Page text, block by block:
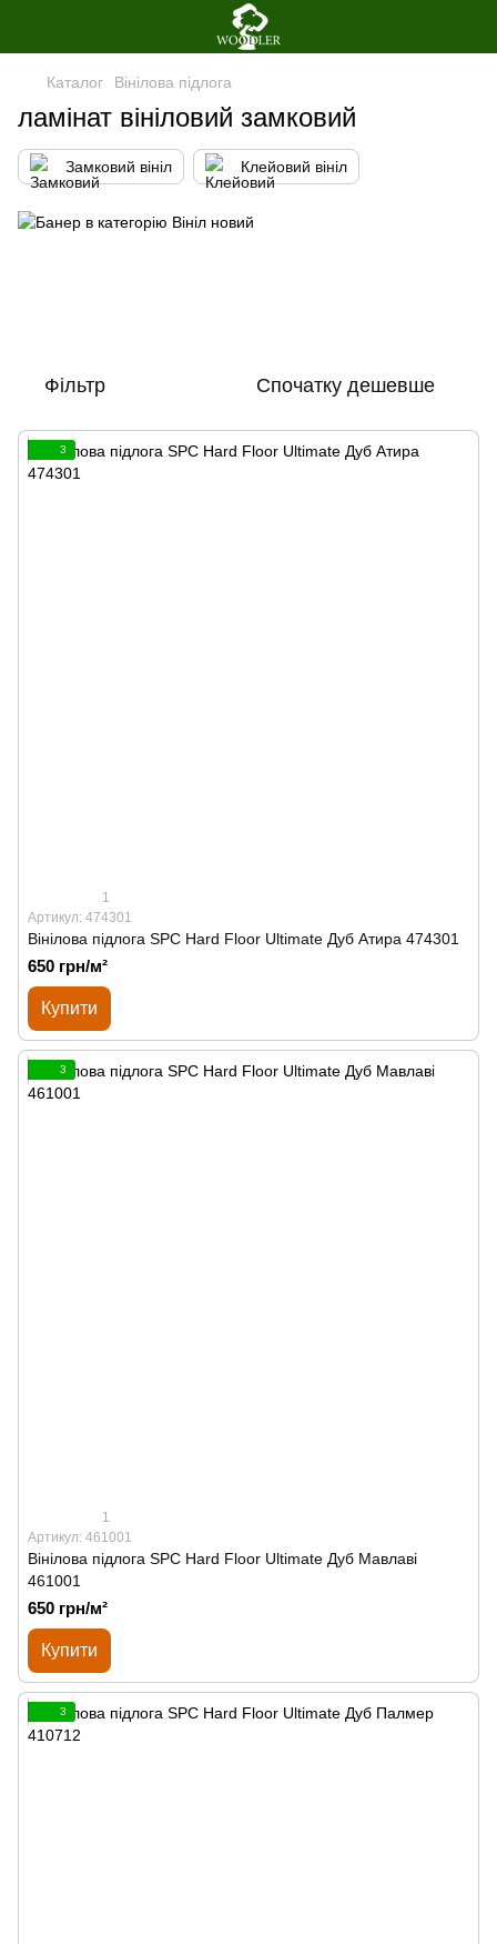
Каталог Вінілова пiдлога
ламінат вініловий замковий
Замковий вініл Клейовий вініл
Фільтр Спочатку дешевше
3
1
Артикул: 474301
Вінілова підлога SPС Hard Floor Ultimate Дуб Атира 474301
650 грн/м²
Купити
3
1
Артикул: 461001
Вінілова підлога SPС Hard Floor Ultimate Дуб Мавлаві
461001
650 грн/м²
Купити
3